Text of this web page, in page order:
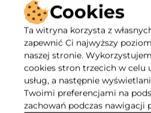
Opis
Specyfikacja
Polecane
Cookies
Ta witryna korzysta z
zapewnić Ci najwyższy
naszej stronie.
cookies stron trzecich w celu
usług, a następnie
Twoimi preferencjami na
zachowań podczas nawigacji